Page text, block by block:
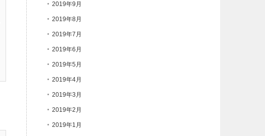
2019年9月
2019年8月
2019年7月
2019年6月
2019年5月
2019年4月
2019年3月
2019年2月
2019年1月